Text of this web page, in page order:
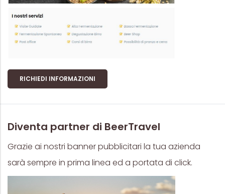
RICHIEDI INFORMAZIONI
Diventa partner di BeerTravel
Grazie ai nostri banner pubblicitari la tua azienda
sarà sempre in prima linea ed a portata di click.